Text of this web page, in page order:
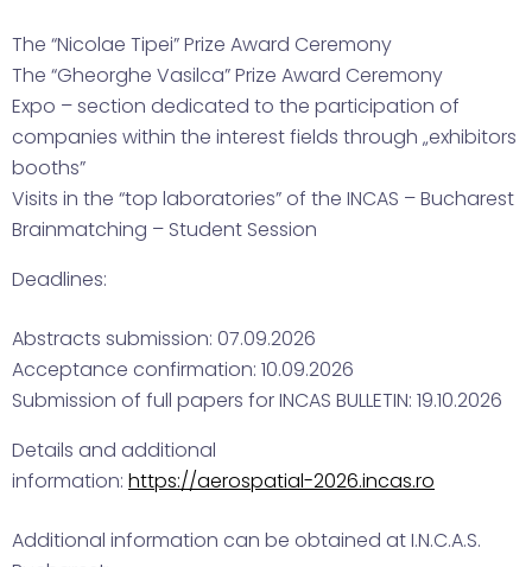
The “Nicolae Tipei” Prize Award Ceremony
The “Gheorghe Vasilca” Prize Award Ceremony
Expo – section dedicated to the participation of
companies within the interest fields through „exhibitors
booths”
Visits in the “top laboratories” of the INCAS – Bucharest
Brainmatching – Student Session
Deadlines:
Abstracts submission: 07.09.2026
Acceptance confirmation: 10.09.2026
Submission of full papers for INCAS BULLETIN: 19.10.2026
Details and additional
information: https://aerospatial-2026.incas.ro
Additional information can be obtained at I.N.C.A.S.